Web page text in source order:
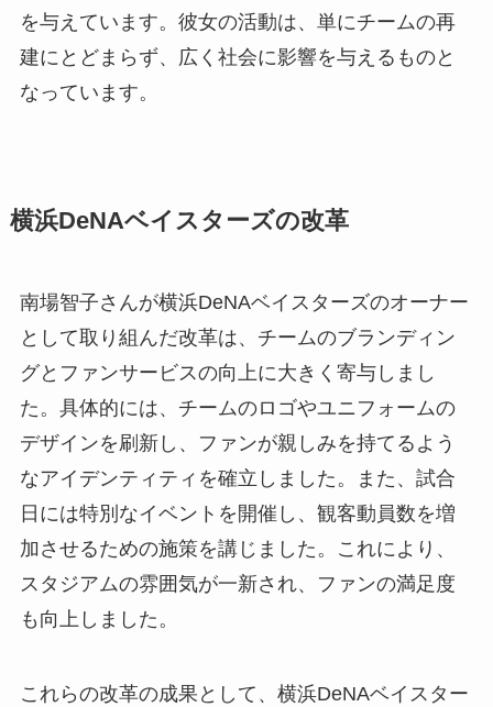
を与えています。彼女の活動は、単にチームの再
建にとどまらず、広く社会に影響を与えるものと
なっています。
横浜DeNAベイスターズの改革
南場智子さんが横浜DeNAベイスターズのオーナー
として取り組んだ改革は、チームのブランディン
グとファンサービスの向上に大きく寄与しまし
た。具体的には、チームのロゴやユニフォームの
デザインを刷新し、ファンが親しみを持てるよう
なアイデンティティを確立しました。また、試合
日には特別なイベントを開催し、観客動員数を増
加させるための施策を講じました。これにより、
スタジアムの雰囲気が一新され、ファンの満足度
も向上しました。
これらの改革の成果として、横浜DeNAベイスター